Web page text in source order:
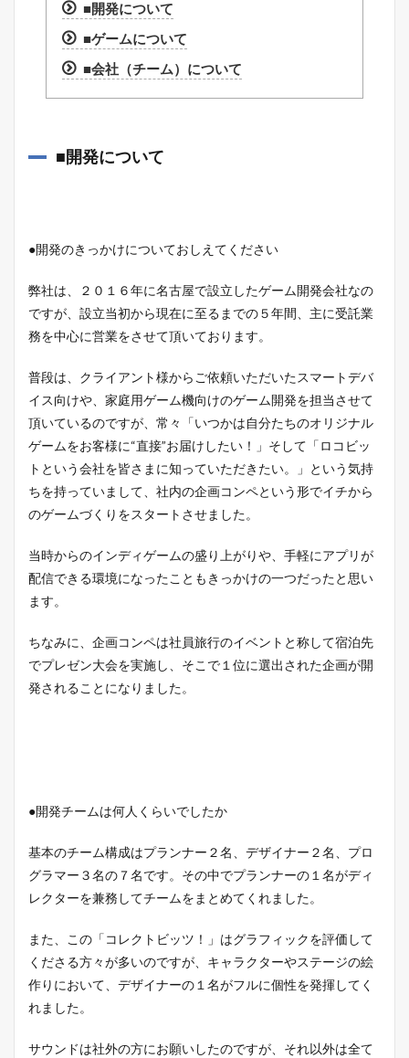
■開発について
■ゲームについて
■会社（チーム）について
■開発について
●開発のきっかけについておしえてください
弊社は、２０１６年に名古屋で設立したゲーム開発会社なの
ですが、設立当初から現在に至るまでの５年間、主に受託業
務を中心に営業をさせて頂いております。
普段は、クライアント様からご依頼いただいたスマートデバ
イス向けや、家庭用ゲーム機向けのゲーム開発を担当させて
頂いているのですが、常々「いつかは自分たちのオリジナル
ゲームをお客様に“直接”お届けしたい！」そして「ロコビッ
トという会社を皆さまに知っていただきたい。」という気持
ちを持っていまして、社内の企画コンペという形でイチから
のゲームづくりをスタートさせました。
当時からのインディゲームの盛り上がりや、手軽にアプリが
配信できる環境になったこともきっかけの一つだったと思い
ます。
ちなみに、企画コンペは社員旅行のイベントと称して宿泊先
でプレゼン大会を実施し、そこで１位に選出された企画が開
発されることになりました。
●開発チームは何人くらいでしたか
基本のチーム構成はプランナー２名、デザイナー２名、プロ
グラマー３名の７名です。その中でプランナーの１名がディ
レクターを兼務してチームをまとめてくれました。
また、この「コレクトビッツ！」はグラフィックを評価して
くださる方々が多いのですが、キャラクターやステージの絵
作りにおいて、デザイナーの１名がフルに個性を発揮してく
れました。
サウンドは社外の方にお願いしたのですが、それ以外は全て